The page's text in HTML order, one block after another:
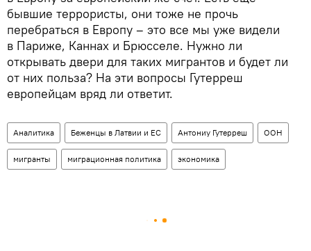
бывшие террористы, они тоже не прочь
перебраться в Европу – это все мы уже видели
в Париже, Каннах и Брюсселе. Нужно ли
открывать двери для таких мигрантов и будет ли
от них польза? На эти вопросы Гутерреш
европейцам вряд ли ответит.
Аналитика Беженцы в Латвии и ЕС Антониу Гутерреш ООН
мигранты миграционная политика экономика